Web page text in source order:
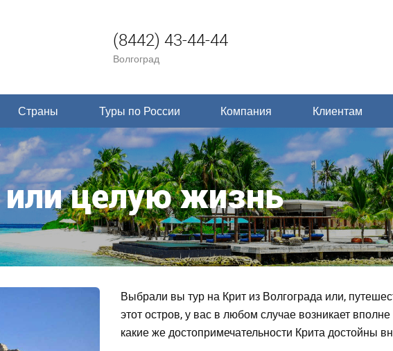
(8442) 43-44-44
Волгоград
Страны Туры по России Компания Клиентам
или целую жизнь
Выбрали вы тур на Крит из Волгограда или,
этот остров, у вас в любом случае возникает
какие же достопримечательности Крита достойны